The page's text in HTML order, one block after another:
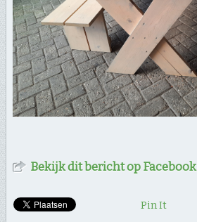
Bekijk dit bericht op Facebook
Pin It